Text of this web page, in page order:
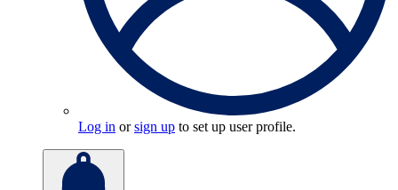
Log in orsign up to set up user profile.